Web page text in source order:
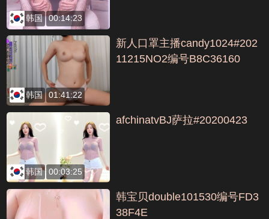
韩国 00:14:23
韩国 01:41:22
新人口罩主播candy1024#202
11215NO2编号B8C36160
韩国 00:03:25
afchinatvBJ萨拉#20200423
韩宝贝double101530编号FD3
38F4E